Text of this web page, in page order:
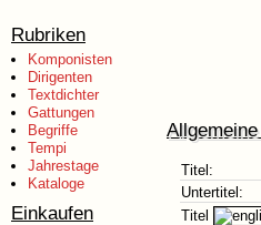
Rubriken
Komponisten
Dirigenten
Textdichter
Gattungen
Begriffe
Tempi
Jahrestage
Kataloge
Einkaufen
Titel:
Untertitel:
Titel